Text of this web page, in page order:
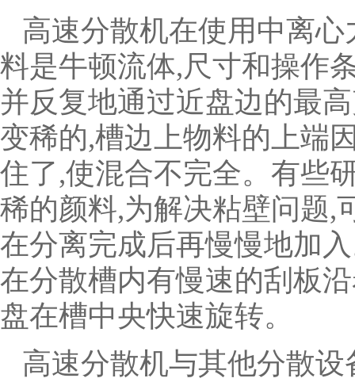
高速分散机在使用中离
料是牛顿流体,尺寸和操作
并反复地通过近盘边的最
变稀的,槽边上物料的上端
住了,使混合不完全。有些
稀的颜料,为解决粘壁问题,
在分离完成后再慢慢地加
在分散槽内有慢速的刮板
盘在槽中央快速旋转。
高速分散机与其他分散